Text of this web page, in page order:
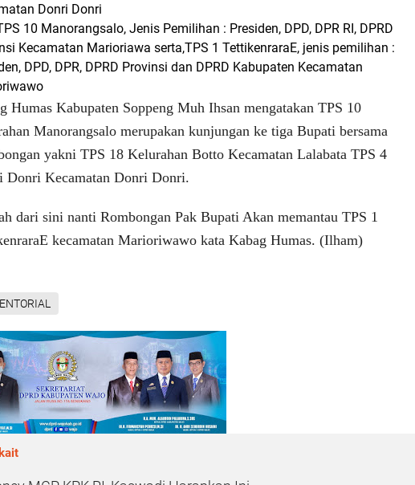
Donri Donri
10 Manorangsalo, Jenis Pemilihan : Presiden, DPD, DPR RI, DPRD
Kecamatan Marioriawa serta,TPS 1 TettikenraraE, jenis pemilihan :
DPD, DPR, DPRD Provinsi dan DPRD Kabupaten Kecamatan
Humas Kabupaten Soppeng Muh Ihsan mengatakan TPS 10
Manorangsalo merupakan kunjungan ke tiga Bupati bersama
yakni TPS 18 Kelurahan Botto Kecamatan Lalabata TPS 4
Donri Kecamatan Donri Donri.
dari sini nanti Rombongan Pak Bupati Akan memantau TPS 1
kecamatan Marioriwawo kata Kabag Humas. (Ilham)